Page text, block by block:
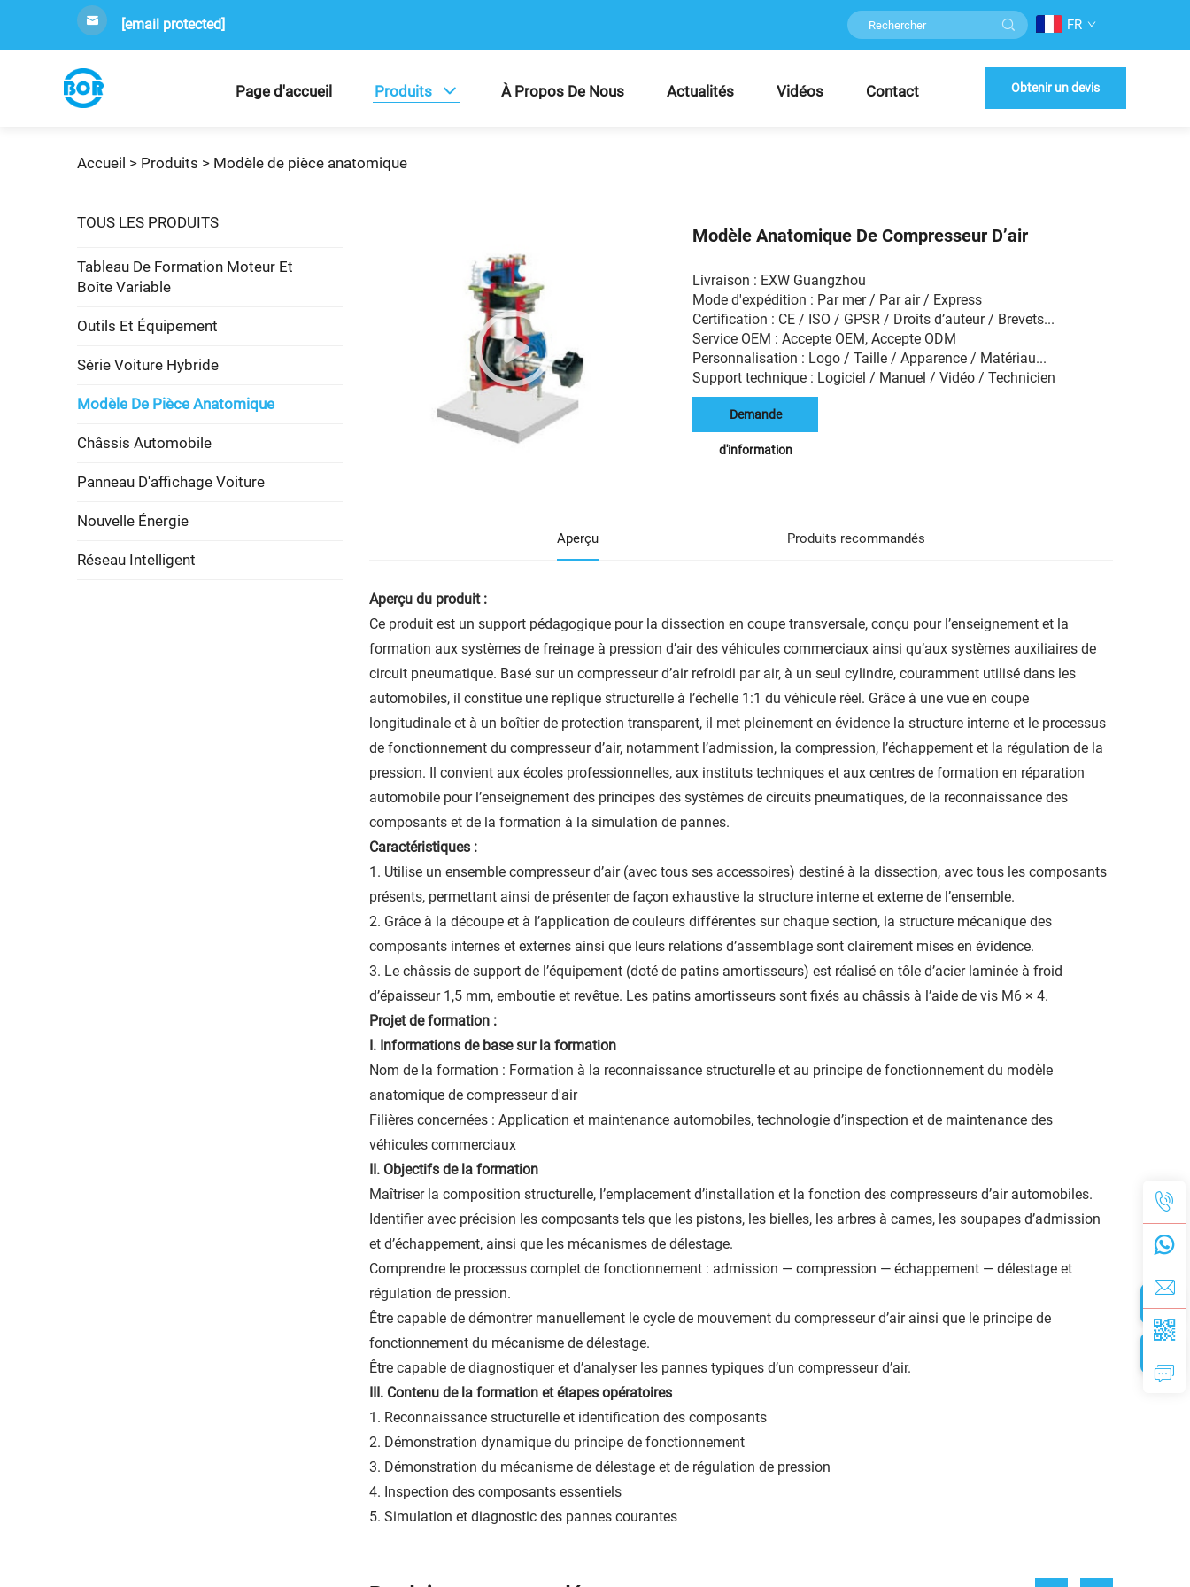
[email protected] FR
Page d'accueil Produits À Propos De Nous Actualités Vidéos Contact Obtenir un devis
Accueil > Produits > Modèle de pièce anatomique
TOUS LES PRODUITS
Tableau De Formation Moteur Et
Boîte Variable
Outils Et Équipement
Série Voiture Hybride
Modèle De Pièce Anatomique
Châssis Automobile
Panneau D'affichage Voiture
Nouvelle Énergie
Réseau Intelligent
Modèle Anatomique De Compresseur D’air
Livraison : EXW Guangzhou
Mode d'expédition : Par mer / Par air / Express
Certification : CE / ISO / GPSR / Droits d’auteur / Brevets...
Service OEM : Accepte OEM, Accepte ODM
Personnalisation : Logo / Taille / Apparence / Matériau...
Support technique : Logiciel / Manuel / Vidéo / Technicien
Demande
d'information
Aperçu Produits recommandés
Aperçu du produit :
Ce produit est un support pédagogique pour la dissection en coupe transversale, conçu pour l’enseignement et la
formation aux systèmes de freinage à pression d’air des véhicules commerciaux ainsi qu’aux systèmes auxiliaires de
circuit pneumatique. Basé sur un compresseur d’air refroidi par air, à un seul cylindre, couramment utilisé dans les
automobiles, il constitue une réplique structurelle à l’échelle 1:1 du véhicule réel. Grâce à une vue en coupe
longitudinale et à un boîtier de protection transparent, il met pleinement en évidence la structure interne et le processus
de fonctionnement du compresseur d’air, notamment l’admission, la compression, l’échappement et la régulation de la
pression. Il convient aux écoles professionnelles, aux instituts techniques et aux centres de formation en réparation
automobile pour l’enseignement des principes des systèmes de circuits pneumatiques, de la reconnaissance des
composants et de la formation à la simulation de pannes.
Caractéristiques :
1. Utilise un ensemble compresseur d’air (avec tous ses accessoires) destiné à la dissection, avec tous les composants
présents, permettant ainsi de présenter de façon exhaustive la structure interne et externe de l’ensemble.
2. Grâce à la découpe et à l’application de couleurs différentes sur chaque section, la structure mécanique des
composants internes et externes ainsi que leurs relations d’assemblage sont clairement mises en évidence.
3. Le châssis de support de l’équipement (doté de patins amortisseurs) est réalisé en tôle d’acier laminée à froid
d’épaisseur 1,5 mm, emboutie et revêtue. Les patins amortisseurs sont fixés au châssis à l’aide de vis M6 × 4.
Projet de formation :
I. Informations de base sur la formation
Nom de la formation : Formation à la reconnaissance structurelle et au principe de fonctionnement du modèle
anatomique de compresseur d'air
Filières concernées : Application et maintenance automobiles, technologie d’inspection et de maintenance des
véhicules commerciaux
II. Objectifs de la formation
Maîtriser la composition structurelle, l’emplacement d’installation et la fonction des compresseurs d’air automobiles.
Identifier avec précision les composants tels que les pistons, les bielles, les arbres à cames, les soupapes d’admission
et d’échappement, ainsi que les mécanismes de délestage.
Comprendre le processus complet de fonctionnement : admission — compression — échappement — délestage et
régulation de pression.
Être capable de démontrer manuellement le cycle de mouvement du compresseur d’air ainsi que le principe de
fonctionnement du mécanisme de délestage.
Être capable de diagnostiquer et d’analyser les pannes typiques d’un compresseur d’air.
III. Contenu de la formation et étapes opératoires
1. Reconnaissance structurelle et identification des composants
2. Démonstration dynamique du principe de fonctionnement
3. Démonstration du mécanisme de délestage et de régulation de pression
4. Inspection des composants essentiels
5. Simulation et diagnostic des pannes courantes